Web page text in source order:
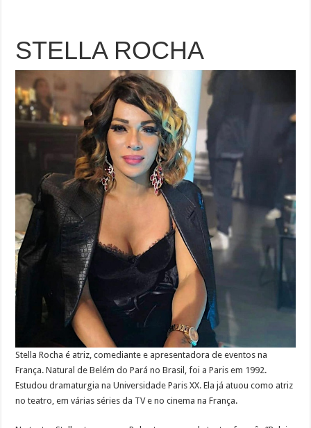
STELLA ROCHA
Stella Rocha é atriz, comediante e apresentadora de eventos na
França. Natural de Belém do Pará no Brasil, foi a Paris em 1992.
Estudou dramaturgia na Universidade Paris XX. Ela já atuou como atriz
no teatro, em várias séries da TV e no cinema na França.